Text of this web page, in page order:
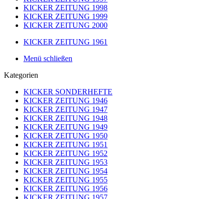
KICKER ZEITUNG 1998
KICKER ZEITUNG 1999
KICKER ZEITUNG 2000
KICKER ZEITUNG 1961
Menü schließen
Kategorien
KICKER SONDERHEFTE
KICKER ZEITUNG 1946
KICKER ZEITUNG 1947
KICKER ZEITUNG 1948
KICKER ZEITUNG 1949
KICKER ZEITUNG 1950
KICKER ZEITUNG 1951
KICKER ZEITUNG 1952
KICKER ZEITUNG 1953
KICKER ZEITUNG 1954
KICKER ZEITUNG 1955
KICKER ZEITUNG 1956
KICKER ZEITUNG 1957